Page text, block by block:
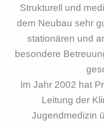
Strukturell und
dem Neubau sehr
stationären und
besondere
Im Jahr 2002 hat
Leitung der
Jugendmedizin